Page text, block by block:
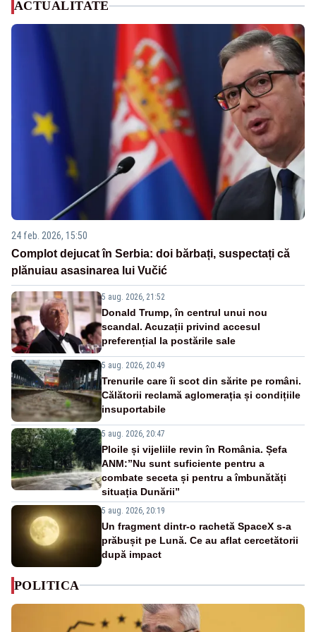
ACTUALITATE
24 feb. 2026, 15:50
Complot dejucat în Serbia: doi bărbați, suspectați că
plănuiau asasinarea lui Vučić
5 aug. 2026, 21:52
Donald Trump, în centrul unui nou
scandal. Acuzații privind accesul
preferențial la postările sale
5 aug. 2026, 20:49
Trenurile care îi scot din sărite pe români.
Călătorii reclamă aglomerația și condițiile
insuportabile
5 aug. 2026, 20:47
Ploile și vijeliile revin în România. Șefa
ANM:”Nu sunt suficiente pentru a
combate seceta și pentru a îmbunătăți
situația Dunării”
5 aug. 2026, 20:19
Un fragment dintr-o rachetă SpaceX s-a
prăbușit pe Lună. Ce au aflat cercetătorii
după impact
POLITICA